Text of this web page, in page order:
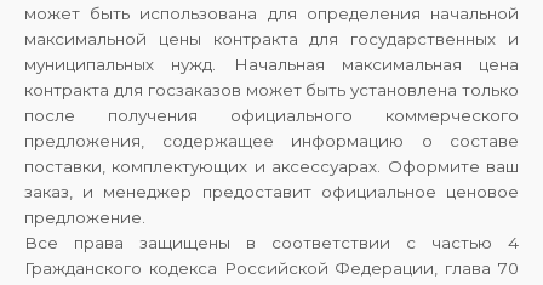
может быть использована для определения начальной
максимальной цены контракта для государственных и
муниципальных нужд. Начальная максимальная цена
контракта для госзаказов может быть установлена только
после получения официального коммерческого
предложения, содержащее информацию о составе
поставки, комплектующих и аксессуарах. Оформите ваш
заказ, и менеджер предоставит официальное ценовое
предложение.
Все права защищены в соответствии с частью 4
Гражданского кодекса Российской Федерации, глава 70